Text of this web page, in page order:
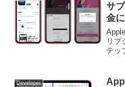
サ
金
も
リプ
テッ
Developer